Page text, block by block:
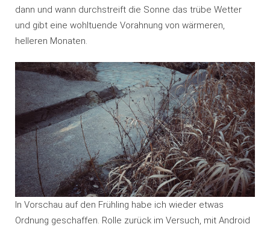
dann und wann durchstreift die Sonne das trübe Wetter
und gibt eine wohltuende Vorahnung von wärmeren,
helleren Monaten.
In Vorschau auf den Frühling habe ich wieder etwas
Ordnung geschaffen. Rolle zurück im Versuch, mit Android